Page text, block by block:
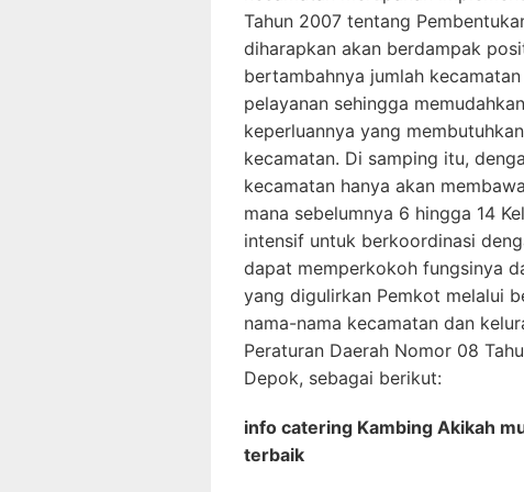
Tahun 2007 tentang
diharapkan akan berdampak
bertambahnya jumlah
pelayanan sehingga
keperluannya yang
kecamatan. Di samping itu,
kecamatan hanya akan
mana sebelumnya 6 hingga 14
intensif untuk berkoordinasi
dapat memperkokoh fungsinya
yang digulirkan Pemkot melalui
nama-nama kecamatan dan
Peraturan Daerah Nomor 08
Depok, sebagai berikut:
info catering Kambing Akikah
terbaik